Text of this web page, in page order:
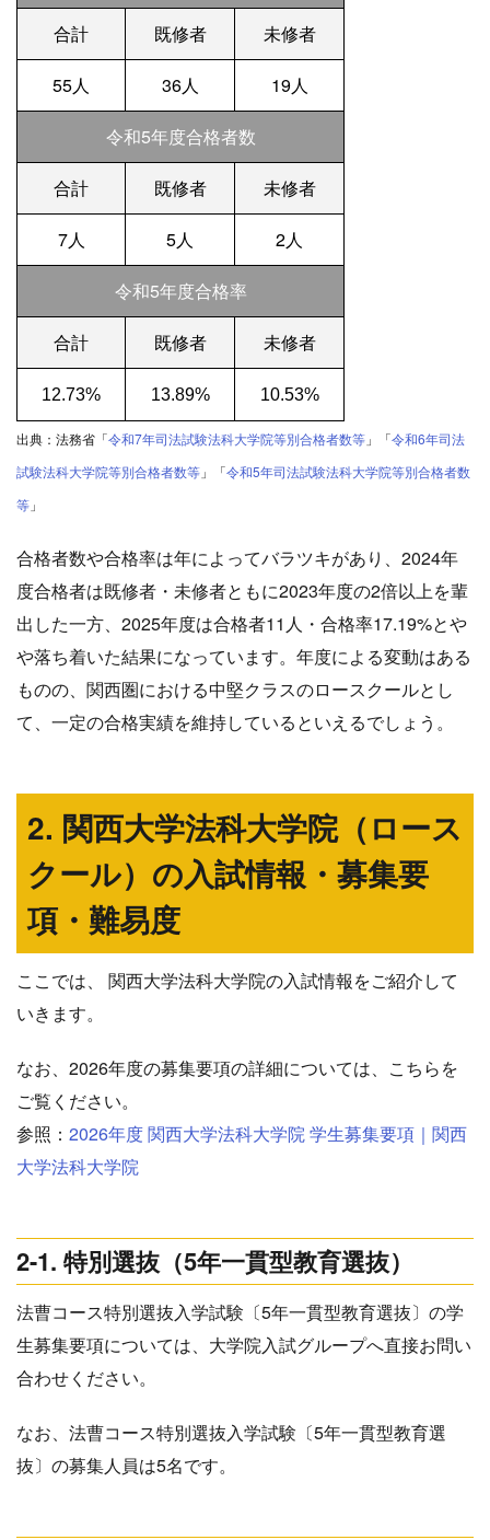
合計 既修者 未修者
55人 36人 19人
令和5年度合格者数
合計 既修者 未修者
7人 5人 2人
令和5年度合格率
合計 既修者 未修者
12.73% 13.89% 10.53%
出典： 法務省「令和7年司法試験法科大学院等別合格者数等 」「令和6年司法
試験法科大学院等別合格者数等 」「令和5年司法試験法科大学院等別合格者数
等 」
合格者数や合格率は年によってバラツキがあり、2024年
度合格者は既修者・未修者ともに2023年度の2倍以上を輩
出した一方、2025年度は合格者11人・合格率17.19%とや
や落ち着いた結果になっています。年度による変動はある
ものの、関西圏における中堅クラスのロースクールとし
て、一定の合格実績を維持しているといえるでしょう。
2. 関西大学法科大学院（ロース
クール）の入試情報・募集要
項・難易度
ここでは、 関西大学法科大学院の入試情報をご紹介して
いきます。
なお、2026年度の募集要項の詳細については、こちらを
ご覧ください。
参照： 2026年度 関西大学法科大学院 学生募集要項｜関西
大学法科大学院
2-1. 特別選抜（5年一貫型教育選抜）
法曹コース特別選抜入学試験〔5年一貫型教育選抜〕の学
生募集要項については、大学院入試グループへ直接お問い
合わせください。
なお、法曹コース特別選抜入学試験〔5年一貫型教育選
抜〕の募集人員は5名です。